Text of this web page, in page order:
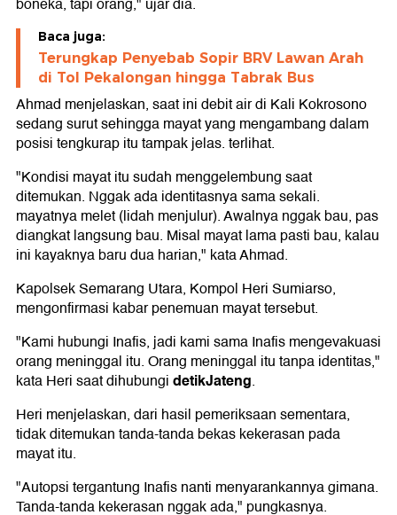
Baca juga:
Terungkap Penyebab Sopir BRV Lawan Arah
di Tol Pekalongan hingga Tabrak Bus
Ahmad menjelaskan, saat ini debit air di Kali Kokrosono
sedang surut sehingga mayat yang mengambang dalam
posisi tengkurap itu tampak jelas. terlihat.
"Kondisi mayat itu sudah menggelembung saat
ditemukan. Nggak ada identitasnya sama sekali.
mayatnya melet (lidah menjulur). Awalnya nggak bau, pas
diangkat langsung bau. Misal mayat lama pasti bau, kalau
ini kayaknya baru dua harian," kata Ahmad.
Kapolsek Semarang Utara, Kompol Heri Sumiarso,
mengonfirmasi kabar penemuan mayat tersebut.
"Kami hubungi Inafis, jadi kami sama Inafis mengevakuasi
orang meninggal itu. Orang meninggal itu tanpa identitas,"
kata Heri saat dihubungidetikJateng.
Heri menjelaskan, dari hasil pemeriksaan sementara,
tidak ditemukan tanda-tanda bekas kekerasan pada
mayat itu.
"Autopsi tergantung Inafis nanti menyarankannya gimana.
Tanda-tanda kekerasan nggak ada," pungkasnya.